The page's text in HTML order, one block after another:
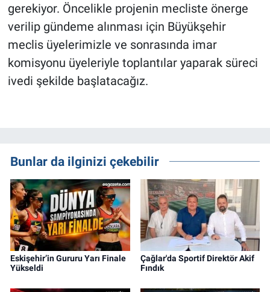
gerekiyor. Öncelikle projenin mecliste önerge
verilip gündeme alınması için Büyükşehir
meclis üyelerimizle ve sonrasında imar
komisyonu üyeleriyle toplantılar yaparak süreci
ivedi şekilde başlatacağız.
Bunlar da ilginizi çekebilir
Eskişehir’in Gururu Yarı Finale
Yükseldi
Çağlar'da Sportif Direktör Akif
Fındık